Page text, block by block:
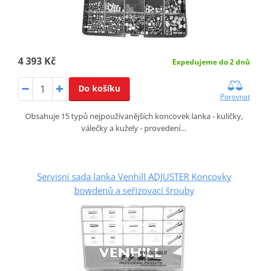
4 393 Kč Expedujeme do 2 dnů
Do košíku
Porovnat
Obsahuje 15 typů nejpoužívanějších koncovek lanka - kuličky,
válečky a kužely - provedení…
Servisní sada lanka Venhill ADJUSTER Koncovky
bowdenů a seřizovací šrouby